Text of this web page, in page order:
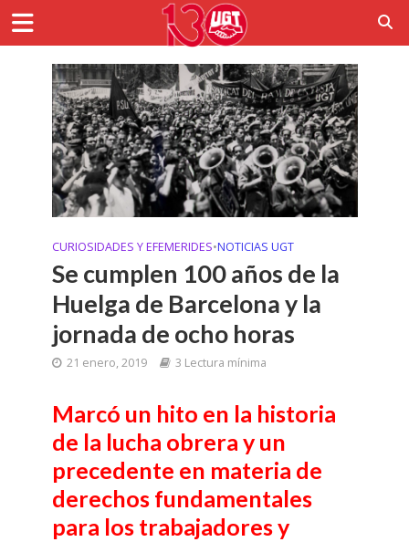
CURIOSIDADES Y EFEMERIDES•NOTICIAS UGT
Se cumplen 100 años de la
Huelga de Barcelona y la
jornada de ocho horas
21 enero, 2019 3 Lectura mínima
Marcó un hito en la historia
de la lucha obrera y un
precedente en materia de
derechos fundamentales
para los trabajadores y